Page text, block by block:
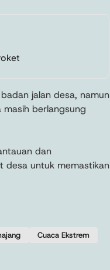
jalan desa, namun
berlangsung
dan
desa untuk memastikan
Cuaca Ekstrem